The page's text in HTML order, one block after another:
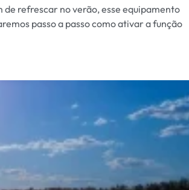
refrescar no verão, esse equipamento
passo a passo como ativar a função